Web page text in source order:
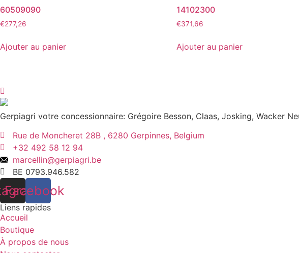
60509090
€277,26
Ajouter au panier
14102300
€371,66
Ajouter au panier
Gerpiagri votre concessionnaire: Grégoire Besson, Claas, Josking, Wacker
Rue de Moncheret 28B , 6280 Gerpinnes, Belgium
+32 492 58 12 94
marcellin@gerpiagri.be
BE 0793.946.582
Facebook
Liens rapides
Accueil
Boutique
À propos de nous